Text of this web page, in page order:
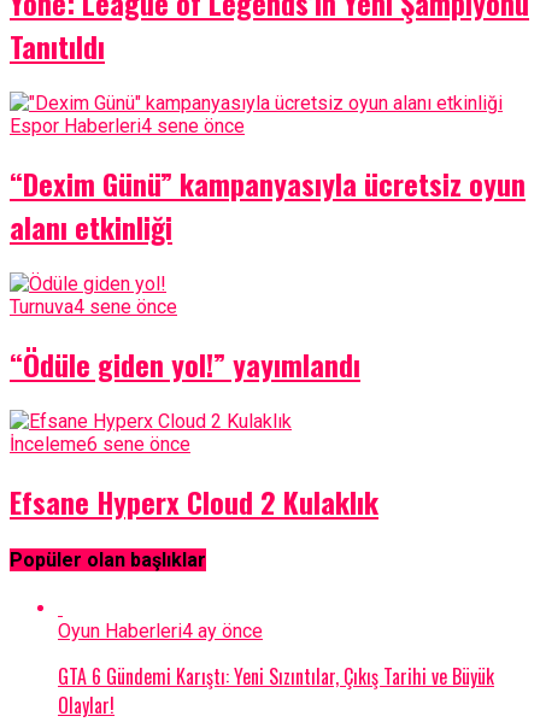
Tanıtıldı
Espor Haberleri4 sene önce
“Dexim Günü” kampanyasıyla ücretsiz oyun
alanı etkinliği
Turnuva4 sene önce
“Ödüle giden yol!” yayımlandı
İnceleme6 sene önce
Efsane Hyperx Cloud 2 Kulaklık
Popüler olan başlıklar
Oyun Haberleri4 ay önce
GTA 6 Gündemi Karıştı: Yeni Sızıntılar, Çıkış Tarihi ve Büyük
Olaylar!